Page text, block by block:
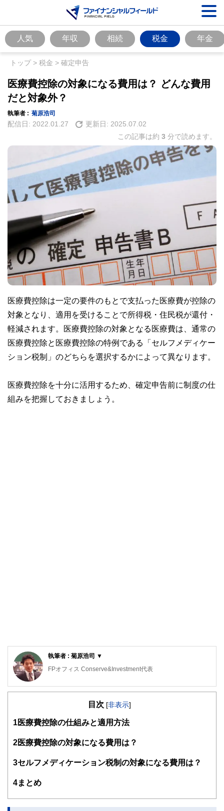
人気 年収 相続 税金 年金
トップ> 税金 > 確定申告
医療費控除の対象になる費用は？ どんな費用
だと対象外？
執筆者 : 菊原浩司
配信日: 2022.01.27 更新日: 2025.07.02
この記事は約 3 分で読めます。
医療費控除は一定の要件のもとで支払った医療費が控除の
対象となり、適用を受けることで所得税・住民税が還付・
軽減されます。医療費控除の対象となる医療費は、通常の
医療費控除と医療費控除の特例である「セルフメディケー
ション税制」のどちらを選択するかによって異なります。
医療費控除を十分に活用するため、確定申告前に制度の仕
組みを把握しておきましょう。
執筆者 : 菊原浩司 ▼
FPオフィス Conserve&Investment代表
2級ファイナンシャルプランニング技能士、管理業務主任
画）→ Do（実行）→ Check（評価）→ Act（改善）のPDCA
特に人生で最も高額な買い物である不動産と各種保険は人生
資金計画やリスク管理の乱れは最終的に老後貧困・老後破た
んとして表れます。
目次 [非表示]
1医療費控除の仕組みと適用方法
2医療費控除の対象になる費用は？
3セルフメディケーション税制の対象になる費用は？
4まとめ